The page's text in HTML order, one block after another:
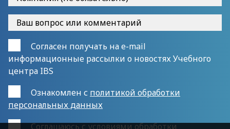
Согласен получать на e-mail
информационные рассылки о новостях Учебного
центра IBS
Ознакомлен с политикой обработки
персональных данных
Cоглашаюсь сусловиями обработки